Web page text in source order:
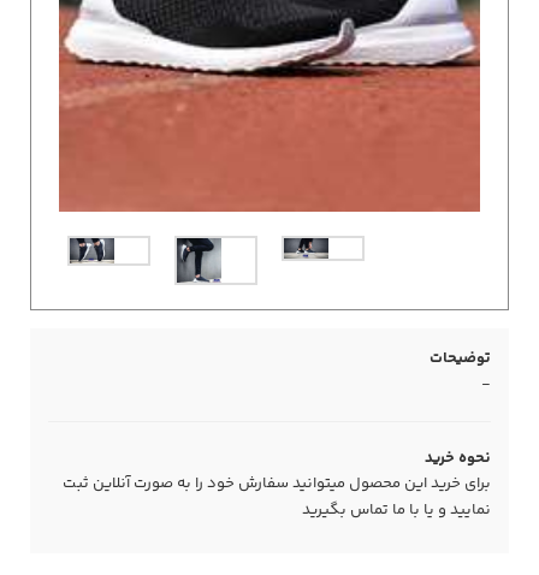
توضیحات
-
نحوه خرید
برای خرید این محصول میتوانید سفارش خود را به صورت آنلاین ثبت
نمایید و یا با ما تماس بگیرید